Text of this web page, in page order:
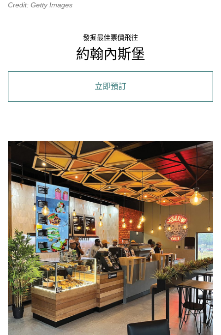
Credit: Getty Images
發掘最佳票價飛往
約翰內斯堡
立即預訂